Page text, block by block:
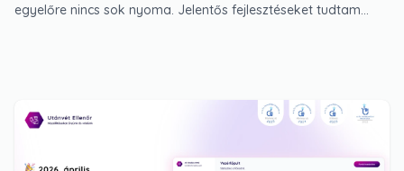
egyelőre nincs sok nyoma. Jelentős fejlesztéseket tudtam